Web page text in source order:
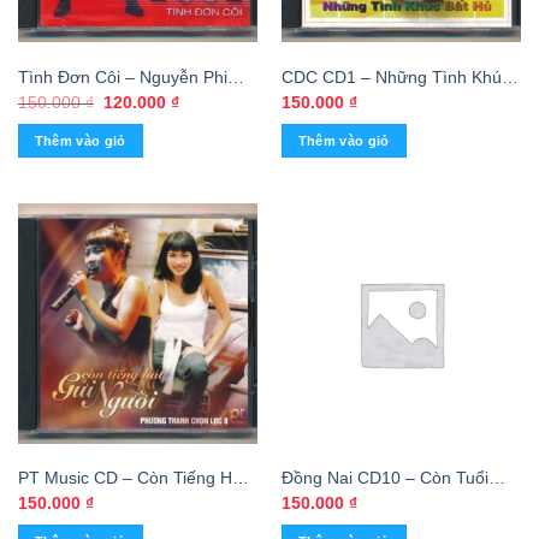
Tình Đơn Côi – Nguyễn Phi
Hùng 2001 (FAKE USA)
KGTH9
150.000₫
Giá
là:
150.000 ₫.
120.000 ₫Giá
Thêm vào giỏ
CDC CD1 – Những Tình Khúc
Bất Hủ – Lam Trường
150.000 ₫
Thêm vào giỏ
PT Music CD – Còn Tiếng Hát
Gửi Người – Phương Thanh
150.000 ₫
Đồng Nai CD10 – Còn Tuổi
Nào Cho Em – Đan Trường –
Thu Hà
150.000 ₫